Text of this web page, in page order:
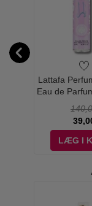
Lattafa
Eau de
LÆG I